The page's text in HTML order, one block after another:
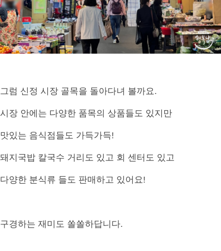
그럼 신정 시장 골목을 돌아다녀 볼까요.
시장 안에는 다양한 품목의 상품들도 있지만
맛있는 음식점들도 가득가득!
돼지국밥 칼국수 거리도 있고 회 센터도 있고
다양한 분식류 들도 판매하고 있어요!
구경하는 재미도 쏠쏠하답니다.